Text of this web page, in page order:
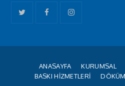
TwitterFacebookInstagram
ANASAYFA KURUMSAL
BASKI HİZMETLERİ